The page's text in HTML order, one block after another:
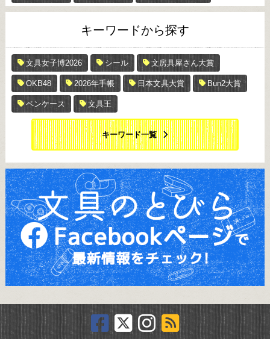
キーワードから探す
文具女子博2026 シール 文房具屋さん大賞
OKB48 2026年手帳 日本文具大賞 Bun2大賞
ペンケース 文具王
キーワード一覧